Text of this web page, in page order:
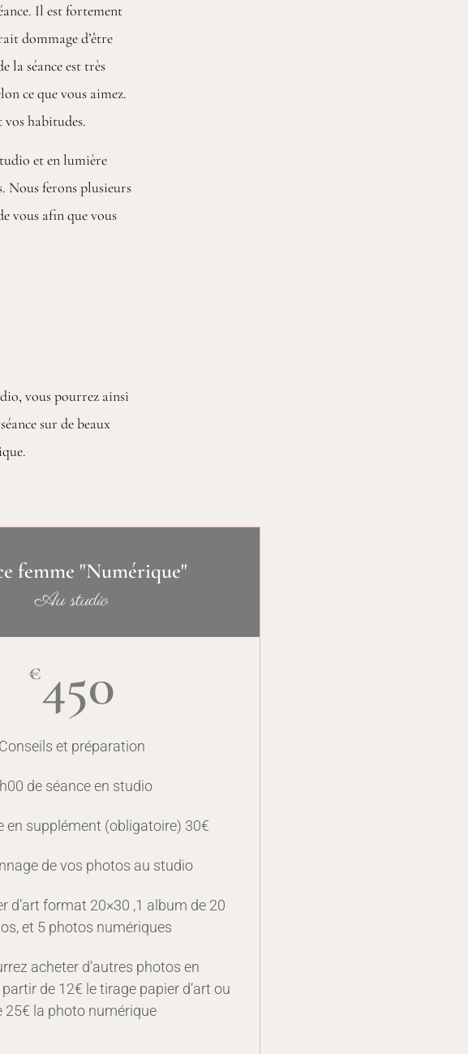
Il est fortement
dommage d’être
la séance est très
ce que vous aimez.
vos habitudes.
et en lumière
Nous ferons plusieurs
vous afin que vous
vous pourrez ainsi
sur de beaux
femme "Numérique"
Au studio
€450
Conseils et préparation
de séance en studio
en supplément (obligatoire) 30€
de vos photos au studio
d’art format 20×30 ,1 album de 20
et 5 photos numériques
acheter d’autres photos en
de 12€ le tirage papier d’art ou
25€ la photo numérique